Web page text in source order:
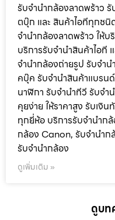
รับจำนำกล้องลาดพร้าว
ตบุ๊ก และ สินค้าไอทีทุกชนิ
จำนำกล้องลาดพร้าว ให้
บริการรับจํานําสินค้าไอที
จํานํากล้องถ่ายรูป รับจํานํ
คบุ๊ค รับจํานําสินค้าแบรนด์
นาฬิกา รับจํานําทีวี รับจํา
คุยง่าย ให้ราคาสูง รับเงิ
ทุกยี่ห้อ บริการรับจำนำก
กล้อง Canon, รับจำนำ
รับจำนำกล้อง
ดูเพิ่มเติม »
ดูบท